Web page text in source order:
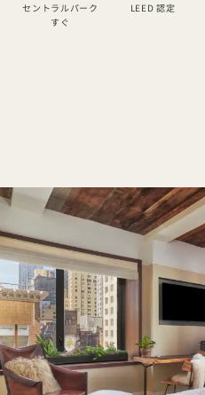
セントラルパーク
すぐ
LEED 認定